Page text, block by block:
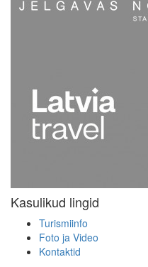
Kasulikud lingid
Turismiinfo
Foto ja Video
Kontaktid